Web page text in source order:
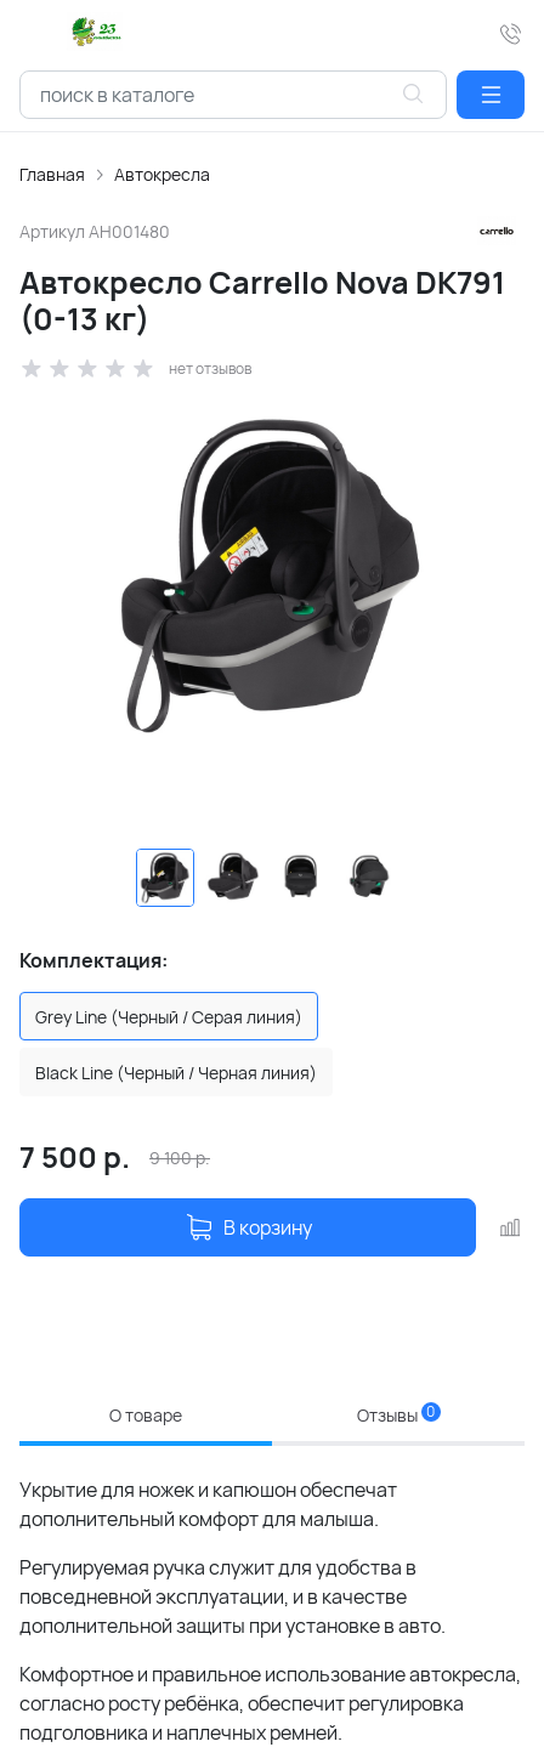
Главная Автокресла
Артикул АН001480
Автокресло Carrello Nova DK791
(0-13 кг)
нет отзывов
Комплектация:
Grey Line (Черный / Серая линия)
Black Line (Черный / Черная линия)
7 500 р. 9 100р.
В корзину
О товаре Отзывы 0
Укрытие для ножек и капюшон обеспечат
дополнительный комфорт для малыша.
Регулируемая ручка служит для удобства в
повседневной эксплуатации, и в качестве
дополнительной защиты при установке в авто.
Комфортное и правильное использование автокресла,
согласно росту ребёнка, обеспечит регулировка
подголовника и наплечных ремней.